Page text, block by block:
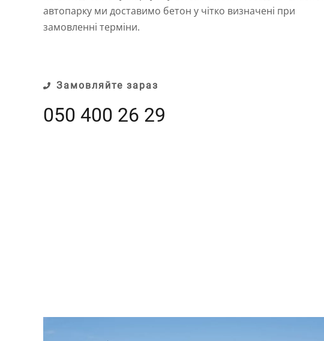
автопарку ми доставимо бетон у чітко визначені при
замовленні терміни.
Замовляйте зараз
050 400 26 29